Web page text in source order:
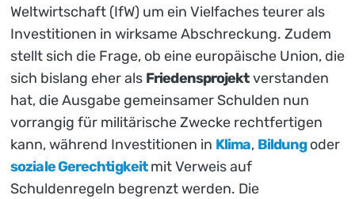
Weltwirtschaft (IfW) um ein Vielfaches teurer als
Investitionen in wirksame Abschreckung. Zudem
stellt sich die Frage, ob eine europäische Union, die
sich bislang eher als Friedensprojektverstanden
hat, die Ausgabe gemeinsamer Schulden nun
vorrangig für militärische Zwecke rechtfertigen
kann, während Investitionen in Klima, Bildungoder
soziale Gerechtigkeitmit Verweis auf
Schuldenregeln begrenzt werden. Die